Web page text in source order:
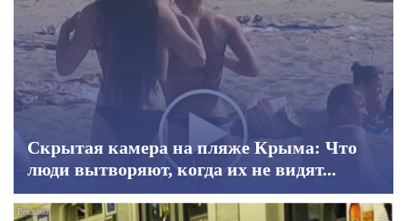
Скрытая камера на пляже Крыма: Что
люди вытворяют, когда их не видят...